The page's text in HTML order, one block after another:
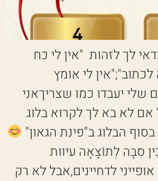
לך לזהות "אין לי כח
לי אומץ
שלי יעבדו כמו שצריךאני
לא בא לך לקרוא בלוג
הבלוג ב"פינת הגאון"
סִבָּה לְתוֹצָאָה עיוות
לדחיינים,אבל לא רק